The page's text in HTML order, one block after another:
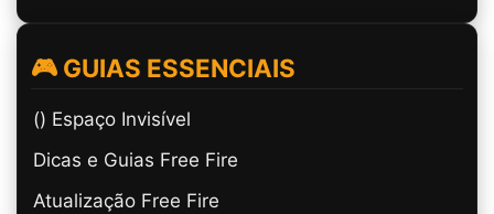
🎮 GUIAS ESSENCIAIS
(ㅤ) Espaço Invisível
Dicas e Guias Free Fire
Atualização Free Fire